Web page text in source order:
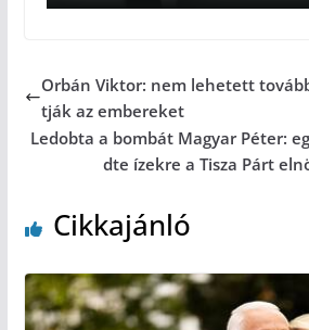
Orbán Viktor: nem lehetett
tják az embereket
Ledobta a bombát Magyar Péter:
dte ízekre a Tisza Párt
Cikkajánló